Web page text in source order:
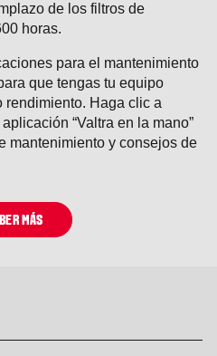
de los filtros de
horas.
para el mantenimiento
que tengas tu equipo
rendimiento. Haga clic a
“Valtra en la mano”
mantenimiento y consejos de
MÁS